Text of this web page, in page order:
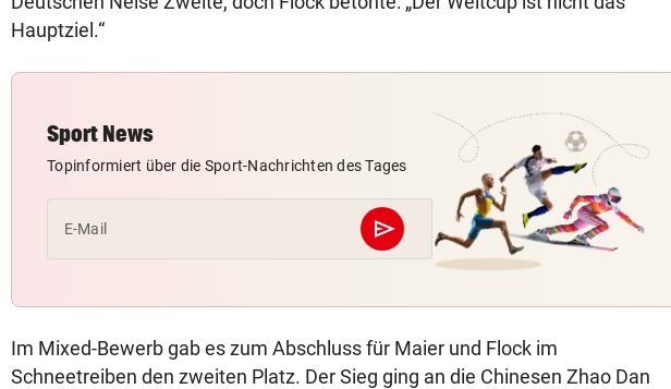
Hauptziel.“
Sport News
Topinformiert über die Sport-Nachrichten des Tages
E-Mail send
Abschicken
Im Mixed-Bewerb gab es zum Abschluss für Maier und Flock im
Schneetreiben den zweiten Platz. Der Sieg ging an die Chinesen Zhao Dan